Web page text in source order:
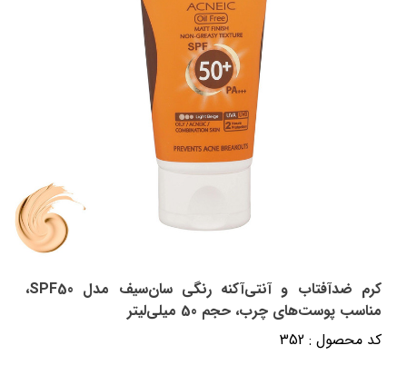
کرم ضدآفتاب و آنتی‌آکنه رنگی سان‌سیف مدل SPF50،
مناسب پوست‌های چرب، حجم 50 میلی‌لیتر
کد محصول : 352